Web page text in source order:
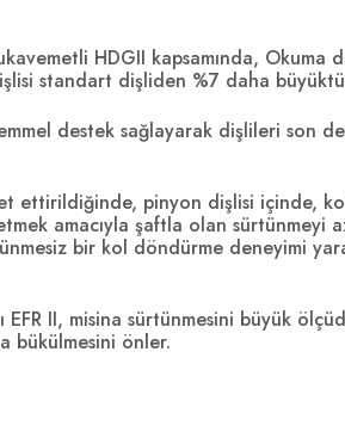
HDGII kapsamında,
standart dişliden %7 daha
destek sağlayarak dişlileri son
ettirildiğinde, pinyon dişlisi içinde,
amacıyla şaftla olan
bir kol döndürme deneyimi
EFR II, misina sürtünmesini büyük
bükülmesini önler.